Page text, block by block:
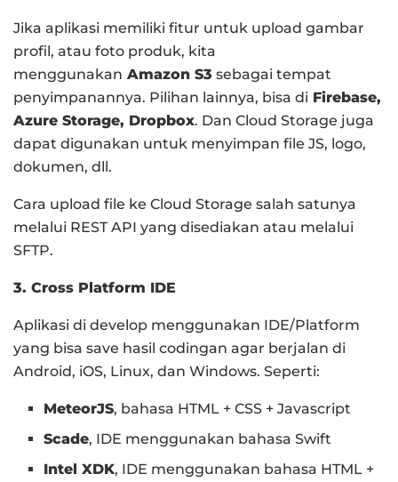
Jika aplikasi memiliki fitur untuk upload gambar
profil, atau foto produk, kita
menggunakan Amazon S3 sebagai tempat
penyimpanannya. Pilihan lainnya, bisa di Firebase,
Azure Storage, Dropbox. Dan Cloud Storage juga
dapat digunakan untuk menyimpan file JS, logo,
dokumen, dll.
Cara upload file ke Cloud Storage salah satunya
melalui REST API yang disediakan atau melalui
SFTP.
3. Cross Platform IDE
Aplikasi di develop menggunakan IDE/Platform
yang bisa save hasil codingan agar berjalan di
Android, iOS, Linux, dan Windows. Seperti:
MeteorJS, bahasa HTML + CSS + Javascript
Scade, IDE menggunakan bahasa Swift
Intel XDK, IDE menggunakan bahasa HTML +